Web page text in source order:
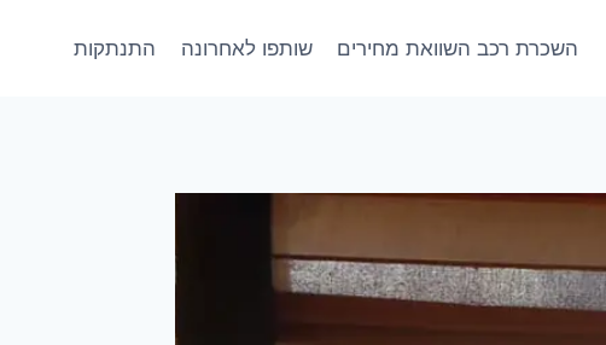
השכרת רכב השוואת מחירים שותפו לאחרונה התנתקות